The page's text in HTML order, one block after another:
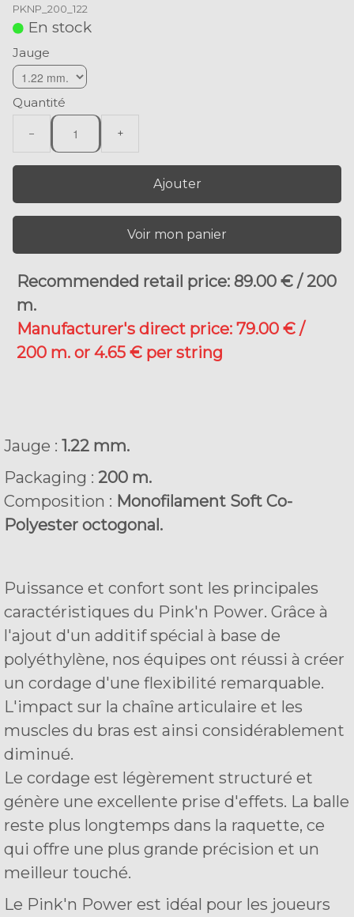
PKNP_200_122
En stock
Jauge
Quantité
− +
Ajouter
Voir mon panier
Recommended retail price: 89.00 € / 200
m.
Manufacturer's direct price: 79.00 € /
200 m. or 4.65 € per string
Jauge : 1.22 mm.
Packaging : 200 m.
Composition : Monofilament Soft Co-
Polyester octogonal.
Puissance et confort sont les principales
caractéristiques du Pink'n Power. Grâce à
l'ajout d'un additif spécial à base de
polyéthylène, nos équipes ont réussi à créer
un cordage d'une flexibilité remarquable.
L'impact sur la chaîne articulaire et les
muscles du bras est ainsi considérablement
diminué.
Le cordage est légèrement structuré et
génère une excellente prise d'effets. La balle
reste plus longtemps dans la raquette, ce
qui offre une plus grande précision et un
meilleur touché.
Le Pink'n Power est idéal pour les joueurs